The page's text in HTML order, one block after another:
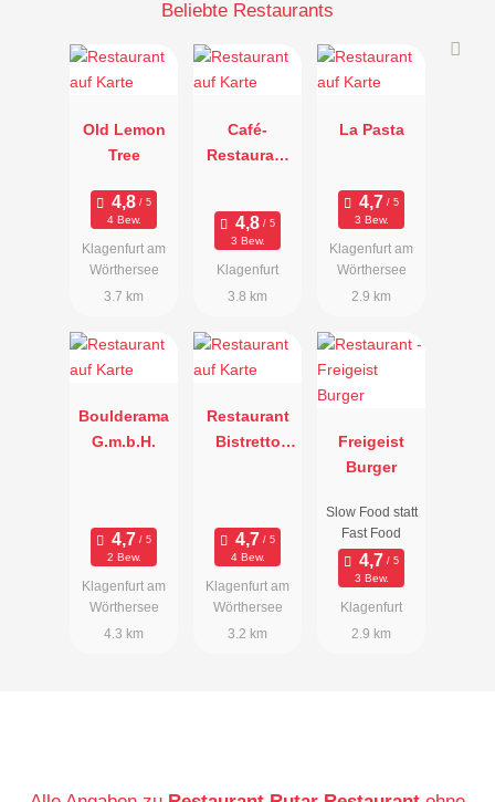
Beliebte Restaurants
Old Lemon
Tree
4 Bew.
Klagenfurt am
Wörthersee
3.7 km
Café-
Restaurant
3 Bew.
Klagenfurt
3.8 km
La Pasta
3 Bew.
Klagenfurt am
Wörthersee
2.9 km
Boulderama
G.m.b.H.
2 Bew.
Klagenfurt am
Wörthersee
4.3 km
Restaurant
Bistretto
4 Bew.
Klagenfurt am
Wörthersee
3.2 km
Freigeist
Burger
Slow Food statt
Fast Food
3 Bew.
Klagenfurt
2.9 km